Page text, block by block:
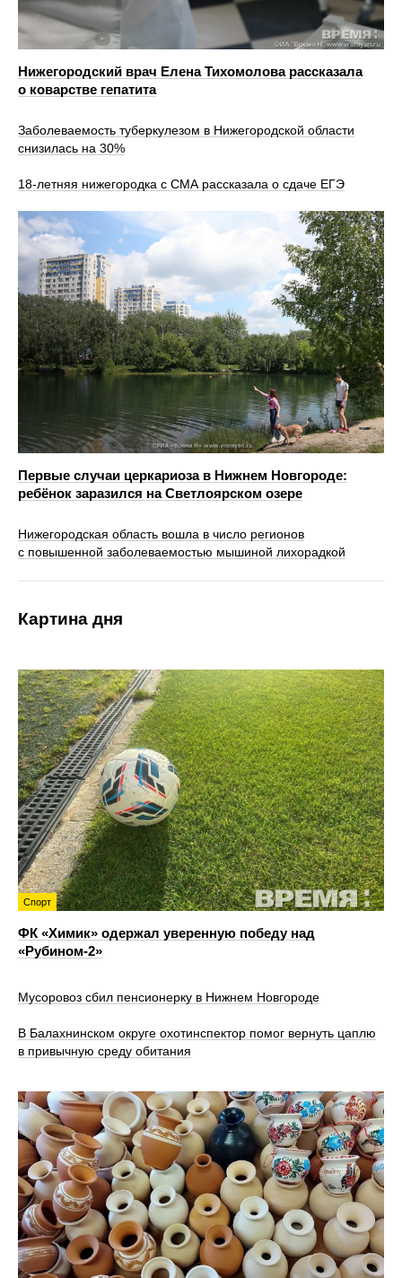
Нижегородский врач Елена Тихомолова рассказала
о коварстве гепатита
Заболеваемость туберкулезом в Нижегородской области
снизилась на 30%
18-летняя нижегородка с СМА рассказала о сдаче ЕГЭ
Первые случаи церкариоза в Нижнем Новгороде:
ребёнок заразился на Светлоярском озере
Нижегородская область вошла в число регионов
с повышенной заболеваемостью мышиной лихорадкой
Картина дня
Спорт
ФК «Химик» одержал уверенную победу над
«Рубином‑2»
Мусоровоз сбил пенсионерку в Нижнем Новгороде
В Балахнинском округе охотинспектор помог вернуть цаплю
в привычную среду обитания